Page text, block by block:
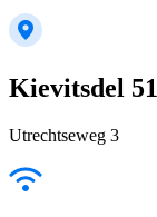
Kievitsdel 51
Utrechtseweg 3